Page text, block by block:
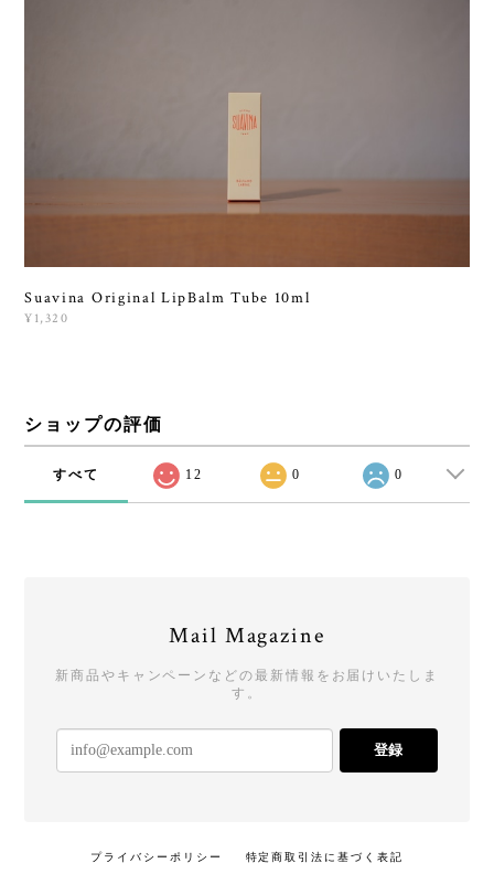
Suavina Original LipBalm Tube 10ml
¥1,320
ショップの評価
すべて 12 0 0
Mail Magazine
新商品やキャンペーンなどの最新情報をお届けいたしま
す。
登録
プライバシーポリシー 特定商取引法に基づく表記